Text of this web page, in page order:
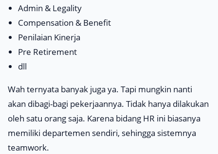
Admin & Legality
Compensation & Benefit
Penilaian Kinerja
Pre Retirement
dll
Wah ternyata banyak juga ya. Tapi mungkin nanti
akan dibagi-bagi pekerjaannya. Tidak hanya dilakukan
oleh satu orang saja. Karena bidang HR ini biasanya
memiliki departemen sendiri, sehingga sistemnya
teamwork.